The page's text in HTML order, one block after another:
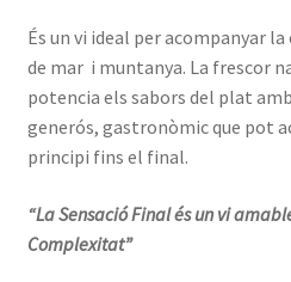
És un vi ideal per acompanyar
de mar i muntanya. La frescor
potencia els sabors del plat
generós, gastronòmic que pot
principi fins el final.
“La Sensació Final és un vi
Complexitat”